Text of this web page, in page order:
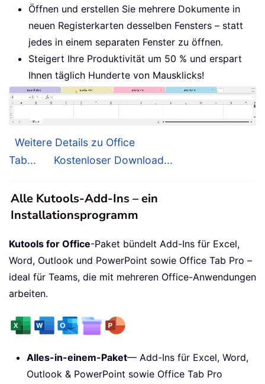
Öffnen und erstellen Sie mehrere Dokumente in
neuen Registerkarten desselben Fensters – statt
jedes in einem separaten Fenster zu öffnen.
Steigert Ihre Produktivität um 50 % und erspart
Ihnen täglich Hunderte von Mausklicks!
Weitere Details zu Office
Tab...
Kostenloser Download...
Alle Kutools-Add-Ins – ein
Installationsprogramm
Kutools for Office-Paket bündelt Add-Ins für Excel,
Word, Outlook und PowerPoint sowie Office Tab Pro –
ideal für Teams, die mit mehreren Office-Anwendungen
arbeiten.
Alles-in-einem-Paket— Add-Ins für Excel, Word,
Outlook & PowerPoint sowie Office Tab Pro